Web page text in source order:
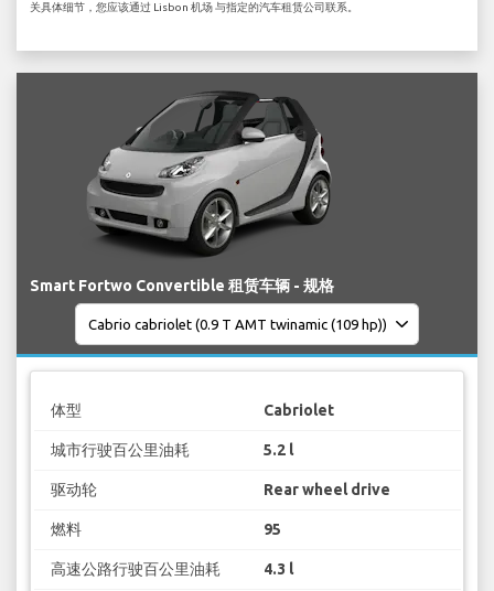
关具体细节，您应该通过 Lisbon 机场 与指定的汽车租赁公司联系。
Smart Fortwo Convertible 租赁车辆 - 规格
体型 Cabriolet
城市行驶百公里油耗 5.2 l
驱动轮 Rear wheel drive
燃料 95
高速公路行驶百公里油耗 4.3 l